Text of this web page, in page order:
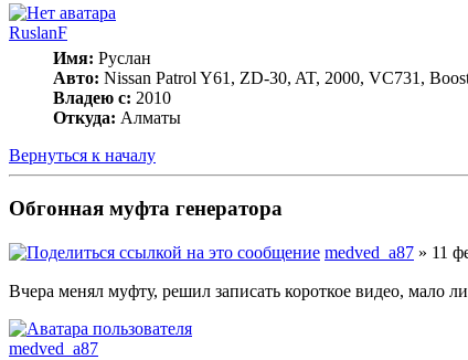
RuslanF
Имя: Руслан
Авто: Nissan Patrol Y61, ZD-30, AT, 2000, VC731,
Владею с: 2010
Откуда: Алматы
Вернуться к началу
Обгонная муфта генератора
medved_a87 » 11
Вчера менял муфту, решил записать короткое видео, мало
medved_a87